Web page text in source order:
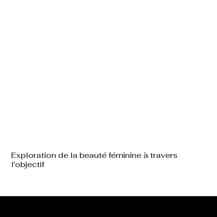
Exploration de la beauté féminine à travers
l'objectif